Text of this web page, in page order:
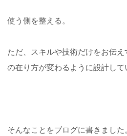
使う側を整える。
ただ、スキルや技術だけをお伝え
の在り方が変わるように設計して
そんなことをブログに書きました